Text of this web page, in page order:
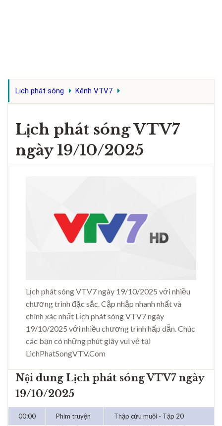
Lịch phát sóng Kênh VTV7
Lịch phát sóng VTV7
ngày 19/10/2025
Lịch phát sóng VTV7 ngày 19/10/2025 với nhiều
chương trình đặc sắc. Cập nhập nhanh nhất và
chính xác nhất Lịch phát sóng VTV7 ngày
19/10/2025 với nhiều chương trình hấp dẫn. Chúc
các bạn có những phút giây vui vẻ tại
LichPhatSongVTV.Com
Nội dung Lịch phát sóng VTV7 ngày
19/10/2025
00:00 Phim truyện Thập cửu muội - Tập 20